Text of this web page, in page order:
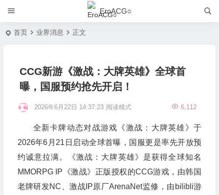
EroACG○
首页 业界消息 正文
CCG新游《激战：大牌英雄》全球首
曝，国服预约抢先开启！
2026年6月22日 14:37:23 6,112
阅读模式
全新卡牌动态对战游戏《激战：大牌英雄》于
2026年6月21日启动全球首曝，国服更是率先开放预
约诚意拉满。《激战：大牌英雄》是获得全球知名
MMORPG IP《激战》正版授权的CCG游戏，由韩国
老牌研发NC、激战IP原厂ArenaNet监修，由bilibli游